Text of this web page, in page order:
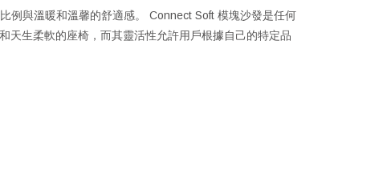
例與溫暖和溫馨的舒適感。 Connect Soft 模塊沙發是任何
天生柔軟的座椅，而其靈活性允許用戶根據自己的特定品